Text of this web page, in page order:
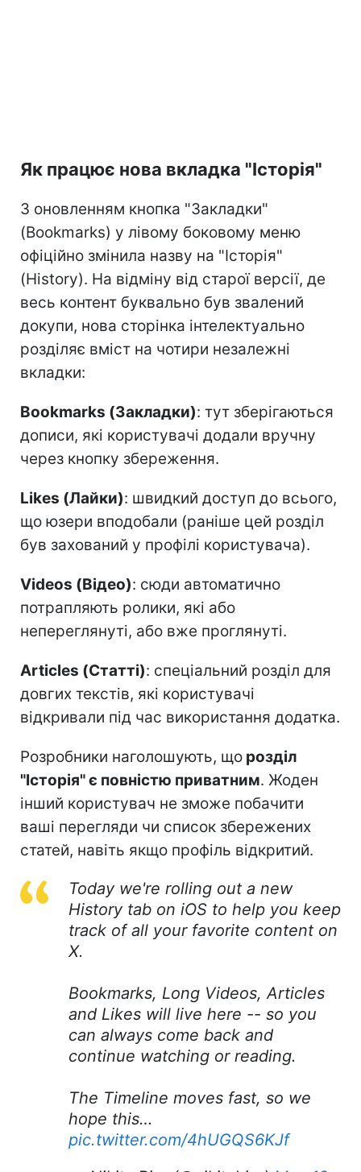
Як працює нова вкладка "Історія"
З оновленням кнопка "Закладки"
(Bookmarks) у лівому боковому меню
офіційно змінила назву на "Історія"
(History). На відміну від старої версії, де
весь контент буквально був звалений
докупи, нова сторінка інтелектуально
розділяє вміст на чотири незалежні
вкладки:
Bookmarks (Закладки): тут зберігаються
дописи, які користувачі додали вручну
через кнопку збереження.
Likes (Лайки): швидкий доступ до всього,
що юзери вподобали (раніше цей розділ
був захований у профілі користувача).
Videos (Відео): сюди автоматично
потрапляють ролики, які або
непереглянуті, або вже проглянуті.
Articles (Статті): спеціальний розділ для
довгих текстів, які користувачі
відкривали під час використання додатка.
Розробники наголошують, що розділ
"Історія" є повністю приватним. Жоден
інший користувач не зможе побачити
ваші перегляди чи список збережених
статей, навіть якщо профіль відкритий.
Today we're rolling out a new
History tab on iOS to help you keep
track of all your favorite content on
X.
Bookmarks, Long Videos, Articles
and Likes will live here -- so you
can always come back and
continue watching or reading.
The Timeline moves fast, so we
hope this…
pic.twitter.com/4hUGQS6KJf